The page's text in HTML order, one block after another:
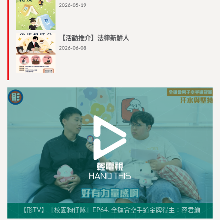
2026-05-19
【活動推介】法律新鮮人
2026-06-08
【形TV】〖校園狗仔隊〗EP64. 全運會空手道金牌得主：容君灝